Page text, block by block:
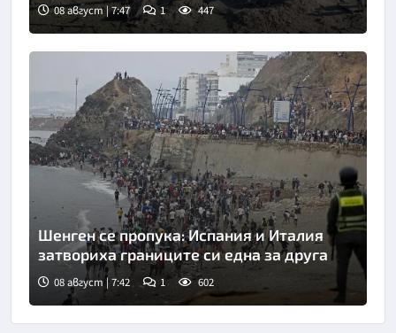
Снимка: БТА
08 август | 7:47 1 447
Шенген се пропука: Испания и Италия
затвориха границите си една за друга
08 август | 7:42 1 602